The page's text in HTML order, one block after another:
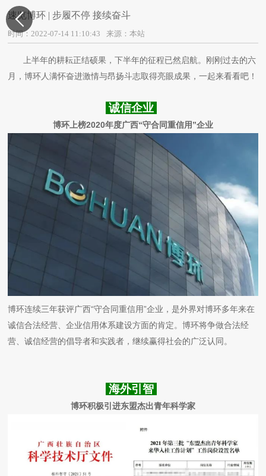

速览博环 | 步履不停 接续奋斗
时间：2022-07-14 11:10:43 来源：本站
上半年的耕耘正结硕果，下半年的征程已然启航。刚刚过去的六
月，博环人满怀奋进激情与昂扬斗志取得亮眼成果，一起来看看吧！
诚信企业
博环上榜2020年度广西“守合同重信用”企业
博环连续三年获评广西“守合同重信用”企业，是外界对博环多年来在
诚信合法经营、企业信用体系建设方面的肯定。博环将争做合法经
营、诚信经营的倡导者和实践者，继续赢得社会的广泛认同。
海外引智
博环积极引进东盟杰出青年科学家